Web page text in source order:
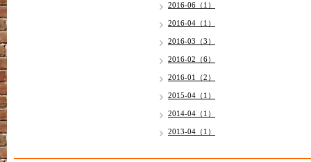
2016-06（1）
2016-04（1）
2016-03（3）
2016-02（6）
2016-01（2）
2015-04（1）
2014-04（1）
2013-04（1）